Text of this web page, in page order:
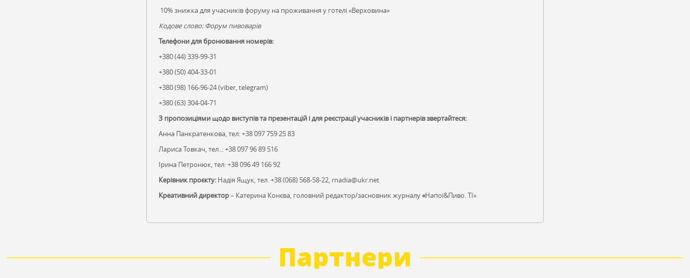
10% знижка для учасників форуму на проживання у готелі «Верховина»
Кодове слово: Форум пивоварів
Телефони для бронювання номерів:
+380 (44) 339-99-31
+380 (50) 404-33-01
+380 (98) 166-96-24 (viber,telegram)
+380 (63) 304-04-71
З пропозиціями щодо виступів та презентацій і для реєстрації учасників і партнерів звертайтеся:
Анна Панкратенкова, тел: +38 097 759 25 83
Лариса Товкач, тел..: +38 097 96 89 516
Ірина Петронюк, тел: +38 096 49 166 92
Керівник проєкту: Надія Ящук, тел. +38 (068) 568-58-22, rnadia@ukr.net
Креативний директор– Катерина Конєва, головний редактор/засновник журналу«Напої&Пиво. ТІ»
Партнери